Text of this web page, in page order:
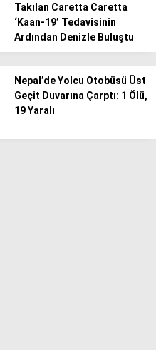
Takılan Caretta Caretta
‘Kaan-19’ Tedavisinin
Ardından Denizle Buluştu
Nepal’de Yolcu Otobüsü Üst
Geçit Duvarına Çarptı: 1 Ölü,
19 Yaralı